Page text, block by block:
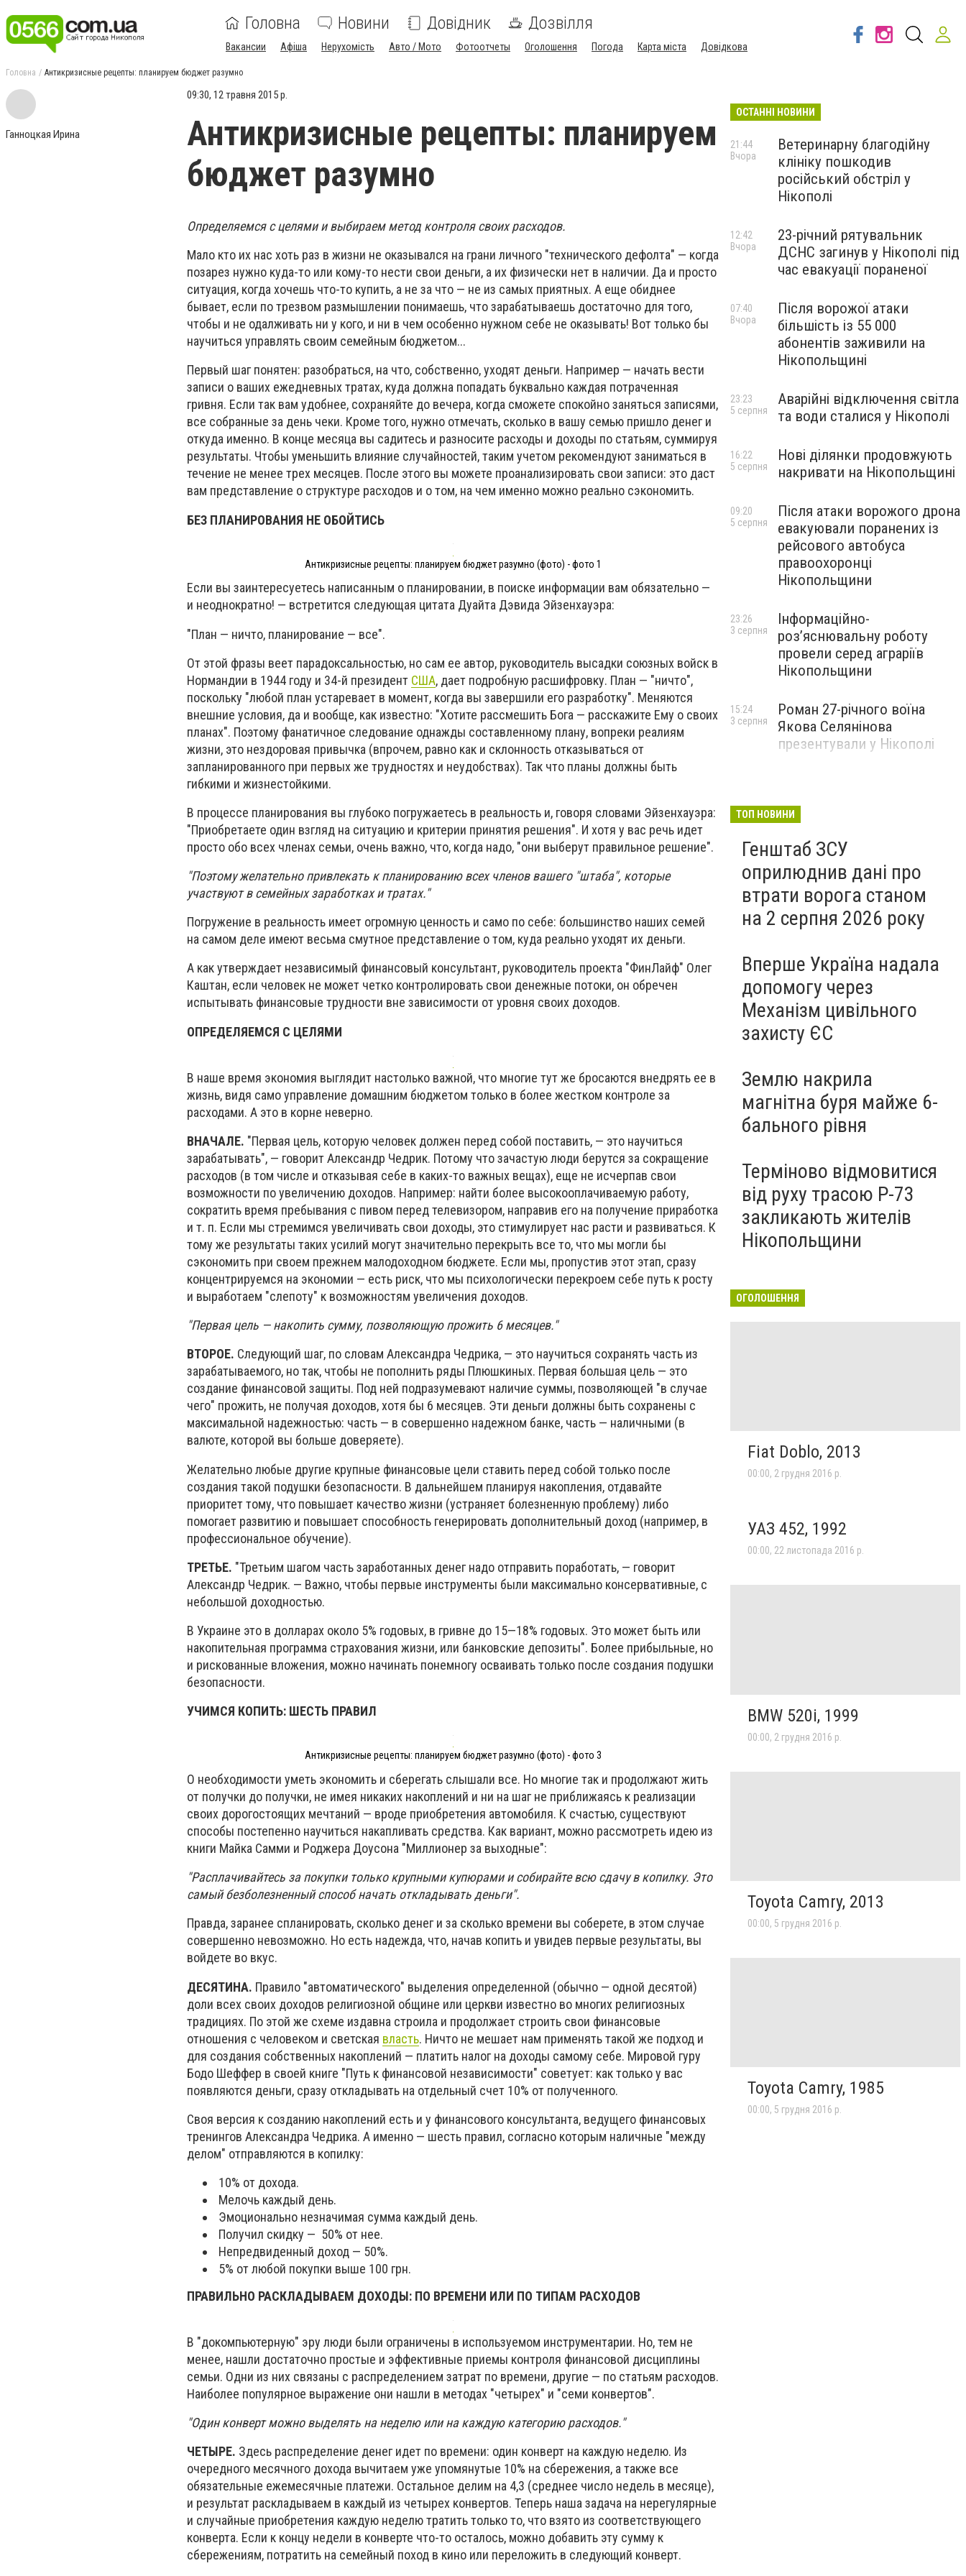
Головна Новини Довідник Дозвілля
Вакансии Афіша Нерухомість Авто / Мото Фотоотчеты Оголошення Погода Карта міста Довідкова
Головна Антикризисные рецепты: планируем бюджет разумно
Ганноцкая Ирина
09:30, 12 травня 2015 р.
Антикризисные рецепты: планируем
бюджет разумно
Определяемся с целями и выбираем метод контроля своих расходов.
Мало кто их нас хоть раз в жизни не оказывался на грани личного "технического дефолта" — когда
позарез нужно куда-то или кому-то нести свои деньги, а их физически нет в наличии. Да и просто
ситуация, когда хочешь что-то купить, а не за что — не из самых приятных. А еще обиднее
бывает, если по трезвом размышлении понимаешь, что зарабатываешь достаточно для того,
чтобы и не одалживать ни у кого, и ни в чем особенно нужном себе не оказывать! Вот только бы
научиться управлять своим семейным бюджетом...
Первый шаг понятен: разобраться, на что, собственно, уходят деньги. Например — начать вести
записи о ваших ежедневных тратах, куда должна попадать буквально каждая потраченная
гривня. Если так вам удобнее, сохраняйте до вечера, когда сможете спокойно заняться записями,
все собранные за день чеки. Кроме того, нужно отмечать, сколько в вашу семью пришло денег и
откуда именно. В конце месяца вы садитесь и разносите расходы и доходы по статьям, суммируя
результаты. Чтобы уменьшить влияние случайностей, таким учетом рекомендуют заниматься в
течение не менее трех месяцев. После этого вы можете проанализировать свои записи: это даст
вам представление о структуре расходов и о том, на чем именно можно реально сэкономить.
БЕЗ ПЛАНИРОВАНИЯ НЕ ОБОЙТИСЬ
Антикризисные рецепты: планируем бюджет разумно (фото) - фото 1
Если вы заинтересуетесь написанным о планировании, в поиске информации вам обязательно —
и неоднократно! — встретится следующая цитата Дуайта Дэвида Эйзенхауэра:
"План — ничто, планирование — все".
От этой фразы веет парадоксальностью, но сам ее автор, руководитель высадки союзных войск в
Нормандии в 1944 году и 34-й президент США, дает подробную расшифровку. План — "ничто",
поскольку "любой план устаревает в момент, когда вы завершили его разработку". Меняются
внешние условия, да и вообще, как известно: "Хотите рассмешить Бога — расскажите Ему о своих
планах". Поэтому фанатичное следование однажды составленному плану, вопреки реалиям
жизни, это нездоровая привычка (впрочем, равно как и склонность отказываться от
запланированного при первых же трудностях и неудобствах). Так что планы должны быть
гибкими и жизнестойкими.
В процессе планирования вы глубоко погружаетесь в реальность и, говоря словами Эйзенхауэра:
"Приобретаете один взгляд на ситуацию и критерии принятия решения". И хотя у вас речь идет
просто обо всех членах семьи, очень важно, что, когда надо, "они выберут правильное решение".
"Поэтому желательно привлекать к планированию всех членов вашего "штаба", которые
участвуют в семейных заработках и тратах."
Погружение в реальность имеет огромную ценность и само по себе: большинство наших семей
на самом деле имеют весьма смутное представление о том, куда реально уходят их деньги.
А как утверждает независимый финансовый консультант, руководитель проекта "ФинЛайф" Олег
Каштан, если человек не может четко контролировать свои денежные потоки, он обречен
испытывать финансовые трудности вне зависимости от уровня своих доходов.
ОПРЕДЕЛЯЕМСЯ С ЦЕЛЯМИ
В наше время экономия выглядит настолько важной, что многие тут же бросаются внедрять ее в
жизнь, видя само управление домашним бюджетом только в более жестком контроле за
расходами. А это в корне неверно.
ВНАЧАЛЕ. "Первая цель, которую человек должен перед собой поставить, — это научиться
зарабатывать", — говорит Александр Чедрик. Потому что зачастую люди берутся за сокращение
расходов (в том числе и отказывая себе в каких-то важных вещах), еще не исчерпав свои
возможности по увеличению доходов. Например: найти более высокооплачиваемую работу,
сократить время пребывания с пивом перед телевизором, направив его на получение приработка
и т. п. Если мы стремимся увеличивать свои доходы, это стимулирует нас расти и развиваться. К
тому же результаты таких усилий могут значительно перекрыть все то, что мы могли бы
сэкономить при своем прежнем малодоходном бюджете. Если мы, пропустив этот этап, сразу
концентрируемся на экономии — есть риск, что мы психологически перекроем себе путь к росту
и выработаем "слепоту" к возможностям увеличения доходов.
"Первая цель — накопить сумму, позволяющую прожить 6 месяцев."
ВТОРОЕ. Следующий шаг, по словам Александра Чедрика, — это научиться сохранять часть из
зарабатываемого, но так, чтобы не пополнить ряды Плюшкиных. Первая большая цель — это
создание финансовой защиты. Под ней подразумевают наличие суммы, позволяющей "в случае
чего" прожить, не получая доходов, хотя бы 6 месяцев. Эти деньги должны быть сохранены с
максимальной надежностью: часть — в совершенно надежном банке, часть — наличными (в
валюте, которой вы больше доверяете).
Желательно любые другие крупные финансовые цели ставить перед собой только после
создания такой подушки безопасности. В дальнейшем планируя накопления, отдавайте
приоритет тому, что повышает качество жизни (устраняет болезненную проблему) либо
помогает развитию и повышает способность генерировать дополнительный доход (например, в
профессиональное обучение).
ТРЕТЬЕ. "Третьим шагом часть заработанных денег надо отправить поработать, — говорит
Александр Чедрик. — Важно, чтобы первые инструменты были максимально консервативные, с
небольшой доходностью.
В Украине это в долларах около 5% годовых, в гривне до 15—18% годовых. Это может быть или
накопительная программа страхования жизни, или банковские депозиты". Более прибыльные, но
и рискованные вложения, можно начинать понемногу осваивать только после создания подушки
безопасности.
УЧИМСЯ КОПИТЬ: ШЕСТЬ ПРАВИЛ
Антикризисные рецепты: планируем бюджет разумно (фото) - фото 3
О необходимости уметь экономить и сберегать слышали все. Но многие так и продолжают жить
от получки до получки, не имея никаких накоплений и ни на шаг не приближаясь к реализации
своих дорогостоящих мечтаний — вроде приобретения автомобиля. К счастью, существуют
способы постепенно научиться накапливать средства. Как вариант, можно рассмотреть идею из
книги Майка Самми и Роджера Доусона "Миллионер за выходные":
"Расплачивайтесь за покупки только крупными купюрами и собирайте всю сдачу в копилку. Это
самый безболезненный способ начать откладывать деньги".
Правда, заранее спланировать, сколько денег и за сколько времени вы соберете, в этом случае
совершенно невозможно. Но есть надежда, что, начав копить и увидев первые результаты, вы
войдете во вкус.
ДЕСЯТИНА. Правило "автоматического" выделения определенной (обычно — одной десятой)
доли всех своих доходов религиозной общине или церкви известно во многих религиозных
традициях. По этой же схеме издавна строила и продолжает строить свои финансовые
отношения с человеком и светская власть. Ничто не мешает нам применять такой же подход и
для создания собственных накоплений — платить налог на доходы самому себе. Мировой гуру
Бодо Шеффер в своей книге "Путь к финансовой независимости" советует: как только у вас
появляются деньги, сразу откладывать на отдельный счет 10% от полученного.
Своя версия к созданию накоплений есть и у финансового консультанта, ведущего финансовых
тренингов Александра Чедрика. А именно — шесть правил, согласно которым наличные "между
делом" отправляются в копилку:
10% от дохода.
Мелочь каждый день.
Эмоционально незначимая сумма каждый день.
Получил скидку — 50% от нее.
Непредвиденный доход — 50%.
5% от любой покупки выше 100 грн.
ПРАВИЛЬНО РАСКЛАДЫВАЕМ ДОХОДЫ: ПО ВРЕМЕНИ ИЛИ ПО ТИПАМ РАСХОДОВ
В "докомпьютерную" эру люди были ограничены в используемом инструментарии. Но, тем не
менее, нашли достаточно простые и эффективные приемы контроля финансовой дисциплины
семьи. Одни из них связаны с распределением затрат по времени, другие — по статьям расходов.
Наиболее популярное выражение они нашли в методах "четырех" и "семи конвертов".
"Один конверт можно выделять на неделю или на каждую категорию расходов."
ЧЕТЫРЕ. Здесь распределение денег идет по времени: один конверт на каждую неделю. Из
очередного месячного дохода вычитаем уже упомянутые 10% на сбережения, а также все
обязательные ежемесячные платежи. Остальное делим на 4,3 (среднее число недель в месяце),
и результат раскладываем в каждый из четырех конвертов. Теперь наша задача на нерегулярные
и случайные приобретения каждую неделю тратить только то, что взято из соответствующего
конверта. Если к концу недели в конверте что-то осталось, можно добавить эту сумму к
сбережениям, потратить на семейный поход в кино или переложить в следующий конверт.
ОСТАННІ НОВИНИ
Ветеринарну благодійну
клініку пошкодив
російський обстріл у
Нікополі
21:44
Вчора
23-річний рятувальник
ДСНС загинув у Нікополі під
час евакуації пораненої
12:42
Вчора
Після ворожої атаки
більшість із 55 000
абонентів заживили на
Нікопольщині
07:40
Вчора
Аварійні відключення світла
та води сталися у Нікополі
23:23
5 серпня
Нові ділянки продовжують
накривати на Нікопольщині
16:22
5 серпня
Після атаки ворожого дрона
евакуювали поранених із
рейсового автобуса
правоохоронці
Нікопольщини
09:20
5 серпня
Інформаційно-
роз’яснювальну роботу
провели серед аграріїв
Нікопольщини
23:26
3 серпня
Роман 27-річного воїна
Якова Селянінова
презентували у Нікополі
15:24
3 серпня
ТОП НОВИНИ
Генштаб ЗСУ
оприлюднив дані про
втрати ворога станом
на 2 серпня 2026 року
Вперше Україна надала
допомогу через
Механізм цивільного
захисту ЄС
Землю накрила
магнітна буря майже 6-
бального рівня
Терміново відмовитися
від руху трасою Р-73
закликають жителів
Нікопольщини
ОГОЛОШЕННЯ
Fiat Doblo, 2013
00:00, 2 грудня 2016 р.
УАЗ 452, 1992
00:00, 22 листопада 2016 р.
BMW 520i, 1999
00:00, 2 грудня 2016 р.
Toyota Camry, 2013
00:00, 5 грудня 2016 р.
Toyota Camry, 1985
00:00, 5 грудня 2016 р.